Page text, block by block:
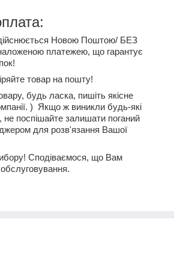
Новою Поштою/ БЕЗ
платежею, що гарантує
товар на пошту!
будь ласка, пишіть якісне
) Якщо ж виникли будь-які
поспішайте залишати поганий
для розв'язання Вашої
Сподіваємося, що Вам